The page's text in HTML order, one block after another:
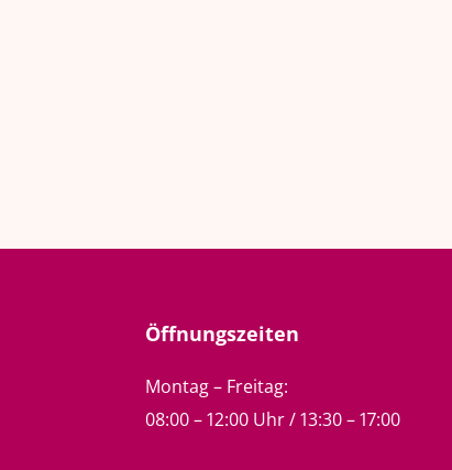
Öffnungszeiten
Montag – Freitag:
08:00 – 12:00 Uhr / 13:30 – 17:00